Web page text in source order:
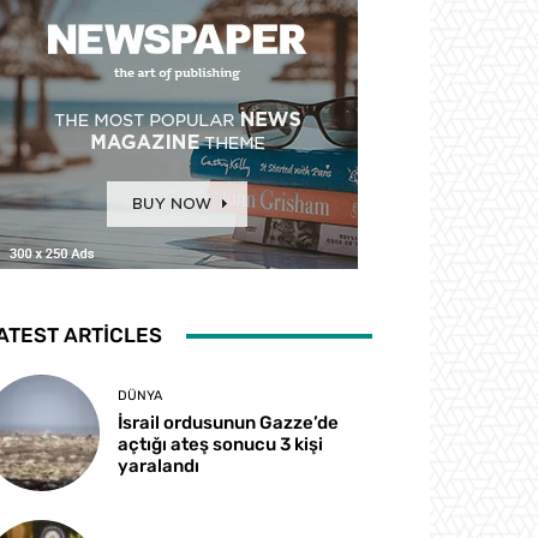
ARTICLES
DÜNYA
İsrail ordusunun Gazze’de
açtığı ateş sonucu 3 kişi
yaralandı